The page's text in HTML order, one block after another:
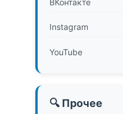
Instagram
YouTube
🔍 Прочее